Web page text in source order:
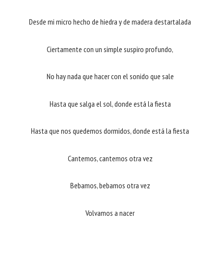
Desde mi micro hecho de hiedra y de madera destartalada
Ciertamente con un simple suspiro profundo,
No hay nada que hacer con el sonido que sale
Hasta que salga el sol, donde está la fiesta
Hasta que nos quedemos dormidos, donde está la fiesta
Cantemos, cantemos otra vez
Bebamos, bebamos otra vez
Volvamos a nacer